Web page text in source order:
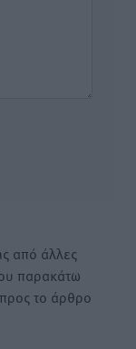
από άλλες
παρακάτω
το άρθρο